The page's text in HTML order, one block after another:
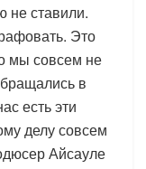
не ставили.
Это
мы совсем не
в
есть эти
делу совсем
Айсауле